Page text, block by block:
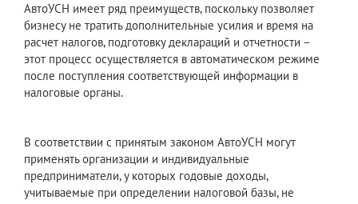
АвтоУСН имеет ряд преимуществ, поскольку позволяет
бизнесу не тратить дополнительные усилия и время на
расчет налогов, подготовку деклараций и отчетности –
этот процесс осуществляется в автоматическом режиме
после поступления соответствующей информации в
налоговые органы.
В соответствии с принятым законом АвтоУСН могут
применять организации и индивидуальные
предприниматели, у которых годовые доходы,
учитываемые при определении налоговой базы, не